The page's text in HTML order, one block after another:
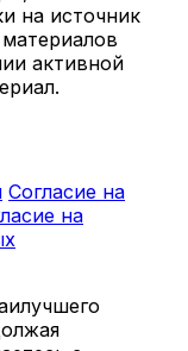
на источник
активной
Согласие на
на